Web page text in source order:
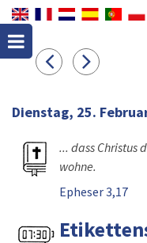
Dienstag, 25.
... dass Christus
wohne.
Epheser 3,17